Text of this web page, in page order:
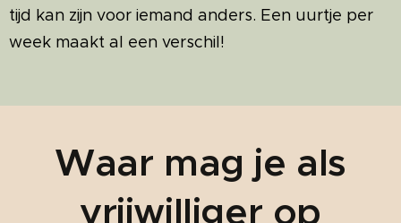
tijd kan zijn voor iemand anders. Een uurtje per
week maakt al een verschil!
Waar mag je als
vrijwilliger op